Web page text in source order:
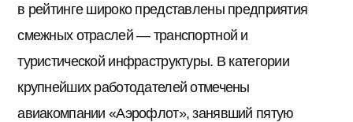
в рейтинге широко представлены предприятия
смежных отраслей — транспортной и
туристической инфраструктуры. В категории
крупнейших работодателей отмечены
авиакомпании «Аэрофлот», занявший пятую